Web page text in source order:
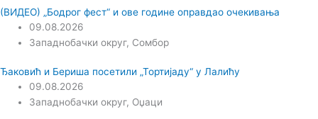
(ВИДЕО) „Бодрог фест“ и ове године оправдао очекивања
09.08.2026
Западнобачки округ, Сомбор
Ђаковић и Бериша посетили „Тортијаду“ у Лалићу
09.08.2026
Западнобачки округ, Оџаци